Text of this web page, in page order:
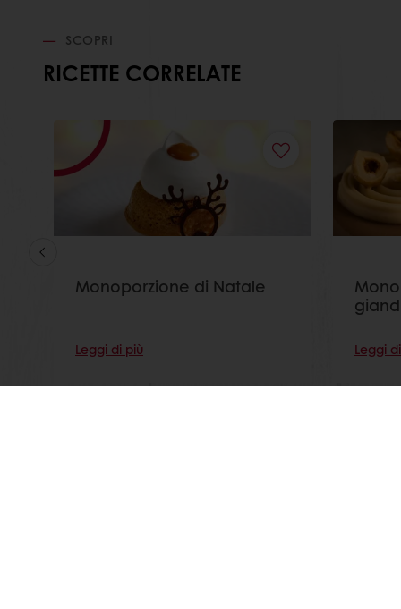
SCOPRI
RICETTE CORRELATE
Monoporzione di Natale
Leggi di più Leggi